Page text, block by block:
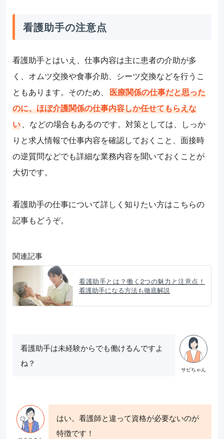
看護助手の注意点
看護助手とはいえ、仕事内容は主に患者の介助が多
く、オムツ交換や食事介助、シーツ交換などを行うこ
ともあります。そのため、 医療関係の仕事だと思った
のに、ほぼ介護関係の仕事内容しか任せてもらえな
い、などの場合もあるのです。対策としては、しっか
りと求人情報で仕事内容を確認しておくこと、面接時
の逆質問などでも詳細な業務内容を聞いておくことが
大切です。
看護助手の仕事について詳しく知りたい方はこちらの
記事もどうぞ。
関連記事
看護助手とは？働く2つの魅力と注意点！
看護助手になる方法も徹底解説
看護助手は未経験からでも働けるんですよ
ね？
はい。看護師と違って資格が必要ないのが
特徴です！